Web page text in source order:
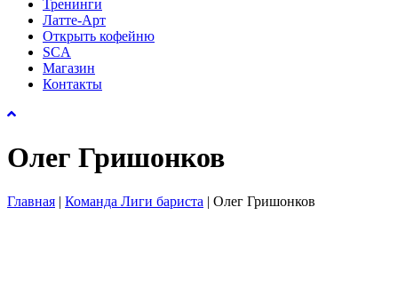
Тренинги
Латте-Арт
Открыть кофейню
SCA
Магазин
Контакты
Олег Гришонков
Главная | Команда Лиги бариста | Олег Гришонков